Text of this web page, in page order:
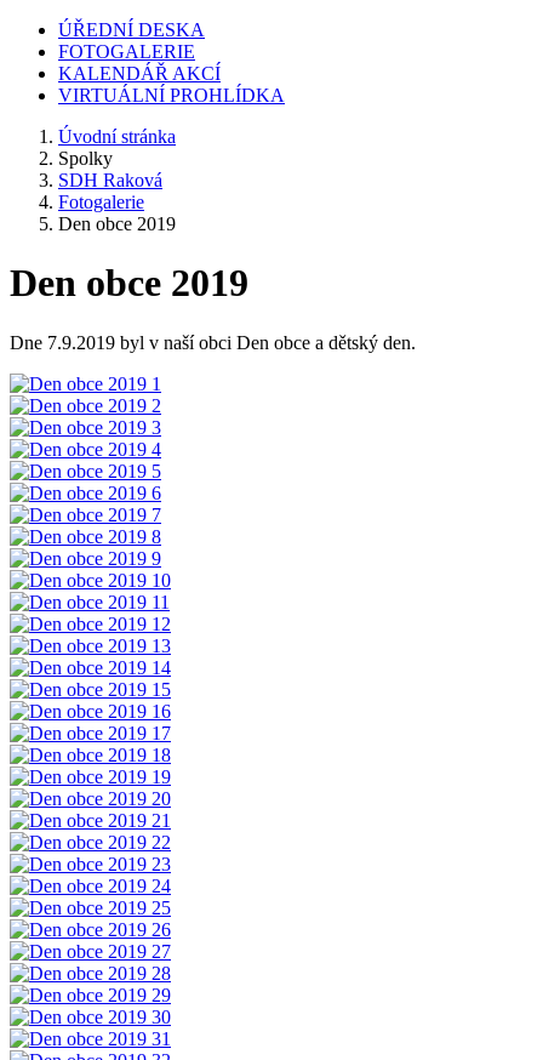
ÚŘEDNÍ DESKA
FOTOGALERIE
KALENDÁŘ AKCÍ
VIRTUÁLNÍ PROHLÍDKA
Úvodní stránka
Spolky
SDH Raková
Fotogalerie
Den obce 2019
Den obce 2019
Dne 7.9.2019 byl v naší obci Den obce a dětský den.